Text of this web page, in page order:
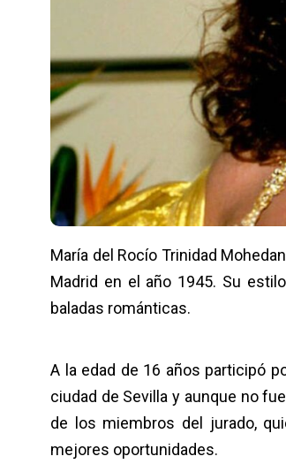
María del Rocío Trinidad
Madrid en el año 1945. Su
baladas románticas.
A la edad de 16 años participó
ciudad de Sevilla y aunque no
de los miembros del jurado,
mejores oportunidades.